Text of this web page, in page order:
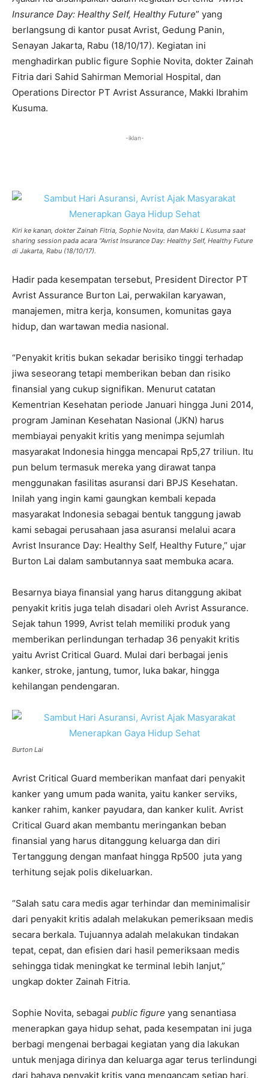
Insurance Day: Healthy Self, Healthy Future” yang
berlangsung di kantor pusat Avrist, Gedung Panin,
Senayan Jakarta, Rabu (18/10/17). Kegiatan ini
menghadirkan public figure Sophie Novita, dokter Zainah
Fitria dari Sahid Sahirman Memorial Hospital, dan
Operations Director PT Avrist Assurance, Makki Ibrahim
Kusuma.
-iklan-
Kiri ke kanan, dokter Zainah Fitria, Sophie Novita, dan Makki L Kusuma saat
sharing session pada acara “Avrist Insurance Day: Healthy Self, Healthy Future
di Jakarta, Rabu (18/10/17).
Hadir pada kesempatan tersebut, President Director PT
Avrist Assurance Burton Lai, perwakilan karyawan,
manajemen, mitra kerja, konsumen, komunitas gaya
hidup, dan wartawan media nasional.
“Penyakit kritis bukan sekadar berisiko tinggi terhadap
jiwa seseorang tetapi memberikan beban dan risiko
finansial yang cukup signifikan. Menurut catatan
Kementrian Kesehatan periode Januari hingga Juni 2014,
program Jaminan Kesehatan Nasional (JKN) harus
membiayai penyakit kritis yang menimpa sejumlah
masyarakat Indonesia hingga mencapai Rp5,27 triliun. Itu
pun belum termasuk mereka yang dirawat tanpa
menggunakan fasilitas asuransi dari BPJS Kesehatan.
Inilah yang ingin kami gaungkan kembali kepada
masyarakat Indonesia sebagai bentuk tanggung jawab
kami sebagai perusahaan jasa asuransi melalui acara
Avrist Insurance Day: Healthy Self, Healthy Future,” ujar
Burton Lai dalam sambutannya saat membuka acara.
Besarnya biaya finansial yang harus ditanggung akibat
penyakit kritis juga telah disadari oleh Avrist Assurance.
Sejak tahun 1999, Avrist telah memiliki produk yang
memberikan perlindungan terhadap 36 penyakit kritis
yaitu Avrist Critical Guard. Mulai dari berbagai jenis
kanker, stroke, jantung, tumor, luka bakar, hingga
kehilangan pendengaran.
Burton Lai
Avrist Critical Guard memberikan manfaat dari penyakit
kanker yang umum pada wanita, yaitu kanker serviks,
kanker rahim, kanker payudara, dan kanker kulit. Avrist
Critical Guard akan membantu meringankan beban
finansial yang harus ditanggung keluarga dan diri
Tertanggung dengan manfaat hingga Rp500 juta yang
terhitung sejak polis dikeluarkan.
“Salah satu cara medis agar terhindar dan meminimalisir
dari penyakit kritis adalah melakukan pemeriksaan medis
secara berkala. Tujuannya adalah melakukan tindakan
tepat, cepat, dan efisien dari hasil pemeriksaan medis
sehingga tidak meningkat ke terminal lebih lanjut,”
ungkap dokter Zainah Fitria.
Sophie Novita, sebagai public figure yang senantiasa
menerapkan gaya hidup sehat, pada kesempatan ini juga
berbagi mengenai berbagai kegiatan yang dia lakukan
untuk menjaga dirinya dan keluarga agar terus terlindungi
dari bahaya penyakit kritis yang mengancam setiap hari.